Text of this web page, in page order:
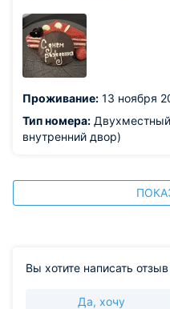
Проживание: 13 ноября
Тип номера:
внутренний двор)
Вы хотите написать
Да, хочу